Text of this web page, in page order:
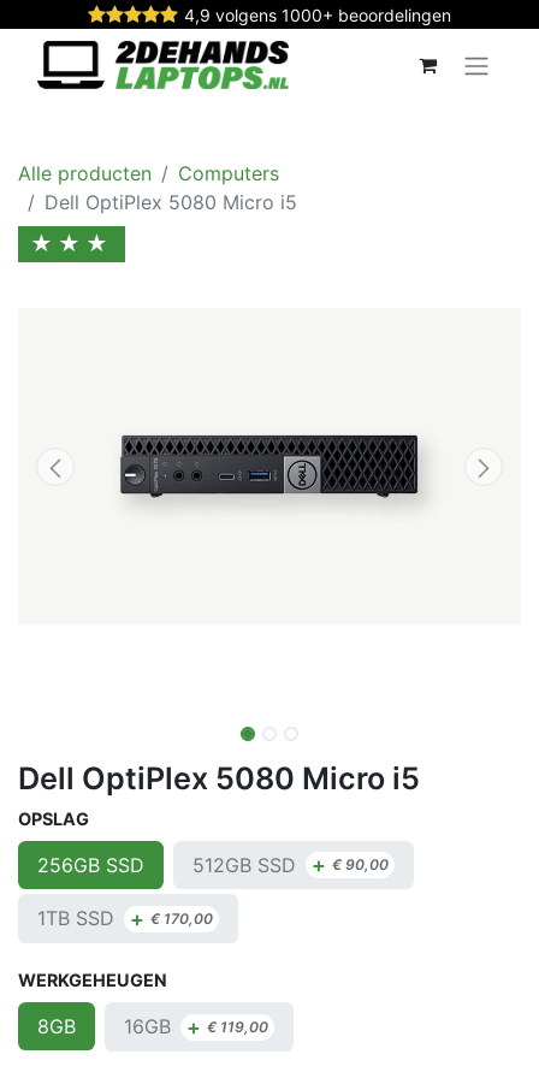
4,9 volgens 1000+ beoordelingen
Alle producten
Computers
Dell OptiPlex 5080 Micro i5
★★★
Dell OptiPlex 5080 Micro i5
OPSLAG
256GB SSD 512GB SSD + €90,00
1TB SSD + € 170,00
WERKGEHEUGEN
8GB 16GB + € 119,00